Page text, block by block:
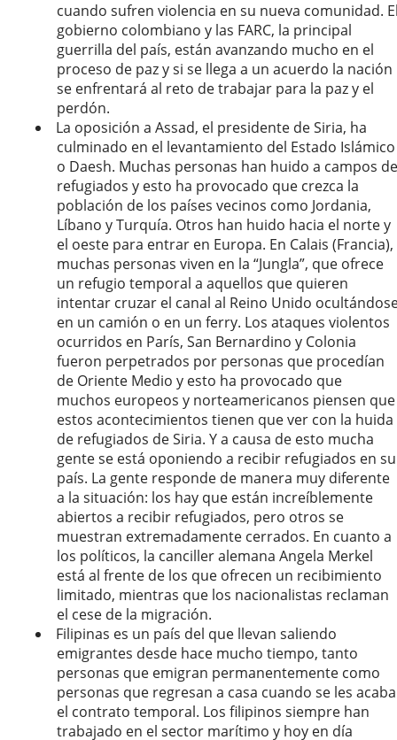
cuando sufren violencia en su nueva comunidad.
gobierno colombiano y las FARC, la principal
guerrilla del país, están avanzando mucho en el
proceso de paz y si se llega a un acuerdo la nación
se enfrentará al reto de trabajar para la paz y el
perdón.
La oposición a Assad, el presidente de Siria, ha
culminado en el levantamiento del Estado Islámico
o Daesh. Muchas personas han huido a campos de
refugiados y esto ha provocado que crezca la
población de los países vecinos como Jordania,
Líbano y Turquía. Otros han huido hacia el norte y
el oeste para entrar en Europa. En Calais (Francia),
muchas personas viven en la “Jungla”, que ofrece
un refugio temporal a aquellos que quieren
intentar cruzar el canal al Reino Unido
en un camión o en un ferry. Los ataques violentos
ocurridos en París, San Bernardino y Colonia
fueron perpetrados por personas que procedían
de Oriente Medio y esto ha provocado que
muchos europeos y norteamericanos piensen que
estos acontecimientos tienen que ver con la huida
de refugiados de Siria. Y a causa de esto mucha
gente se está oponiendo a recibir refugiados en su
país. La gente responde de manera muy diferente
a la situación: los hay que están increíblemente
abiertos a recibir refugiados, pero otros se
muestran extremadamente cerrados. En cuanto a
los políticos, la canciller alemana Angela Merkel
está al frente de los que ofrecen un recibimiento
limitado, mientras que los nacionalistas reclaman
el cese de la migración.
Filipinas es un país del que llevan saliendo
emigrantes desde hace mucho tiempo, tanto
personas que emigran permanentemente como
personas que regresan a casa cuando se les acaba
el contrato temporal. Los filipinos siempre han
trabajado en el sector marítimo y hoy en día